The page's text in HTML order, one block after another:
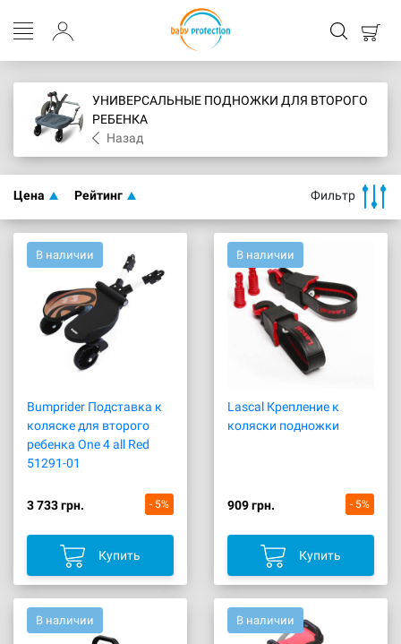
УНИВЕРСАЛЬНЫЕ ПОДНОЖКИ ДЛЯ ВТОРОГО
РЕБЕНКА
Назад
Цена Рейтинг Фильтр
В наличии
Bumprider Подставка к
коляске для второго
ребенка One 4 all Red
51291-01
3 733 грн. - 5%
Купить
В наличии
Lascal Крепление к
коляски подножки
909 грн. - 5%
Купить
В наличии В наличии